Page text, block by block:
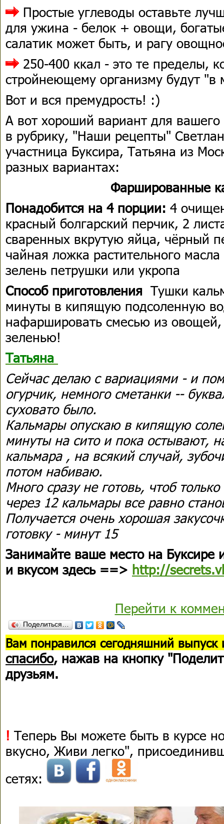
Простые углеводы оставьте
для ужина - белок + овощи,
салатик может быть, и рагу
250-400 ккал - это те пределы,
стройнеющему организму будут "в
Вот и вся премудрость! :)
А вот хороший вариант для
в рубрику, "Наши рецепты"
участница Буксира, Татьяна из
разных вариантах:
Фаршированные
Понадобится на 4порции: 4
красный болгарский перчик, 2
сваренных вкрутую яйца, чёрный
чайная ложка растительного масла
зелень петрушки или укропа
Способ приготовления Тушки
минуты в кипящую подсоленную
нафаршировать смесью из
зеленью!
Татьяна
Cейчас делаю с вариациями - и
огурчик, немного сметанки --
суховато было.
Кальмары опускаю в кипящую
минуты на сито и пока остывают,
кальмара , на всякий случай,
потом набиваю.
Много сразу не готовь, чтоб
через 12 кальмары все равно
Получается очень хорошая
готовку - минут 15
Занимайте ваше место на Буксире
и вкусом здесь ==> http://
Перейти к
Поделиться…
Вам понравился сегодняшний выпуск
спасибо, нажав на кнопку
друзьям.
! Теперь Вы можете быть в курсе
вкусно, Живи легко",
сетях: